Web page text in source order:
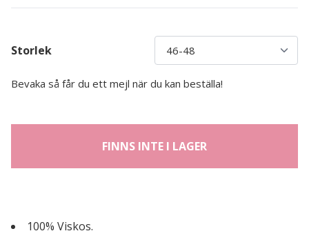
Storlek
Bevaka så får du ett mejl när du kan beställa!
FINNS INTE I LAGER
100% Viskos.